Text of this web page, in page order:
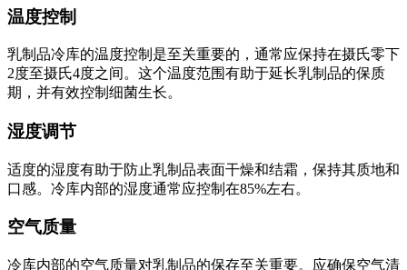
温度控制
乳制品冷库的温度控制是至关重要的，通常应保持在摄氏零下
2度至摄氏4度之间。这个温度范围有助于延长乳制品的保质
期，并有效控制细菌生长。
湿度调节
适度的湿度有助于防止乳制品表面干燥和结霜，保持其质地和
口感。冷库内部的湿度通常应控制在85%左右。
空气质量
冷库内部的空气质量对乳制品的保存至关重要。应确保空气清